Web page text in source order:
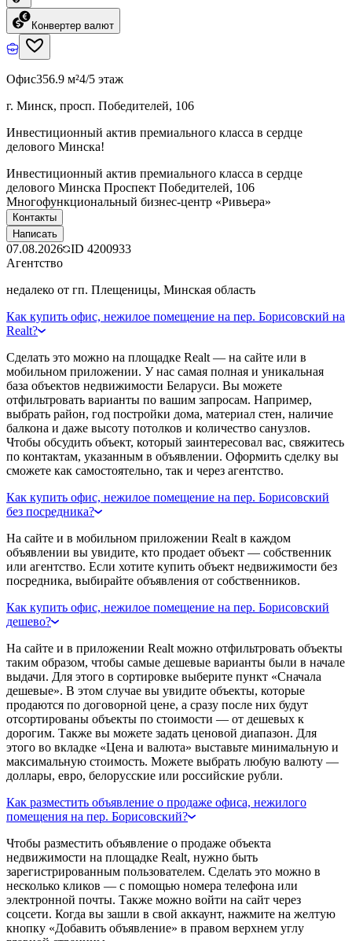
Конвертер валют
Офис356.9 м²4/5 этаж
г. Минск, просп. Победителей, 106
Инвестиционный актив премиального класса в сердце
делового Минска!
Инвестиционный актив премиального класса в сердце
делового Минска Проспект Победителей, 106
Многофункциональный бизнес-центр «Ривьера»
Контакты
Написать
07.08.2026 ID 4200933
Агентство
недалеко от гп. Плещеницы, Минская область
Как купить офис, нежилое помещение на пер. Борисовский на
Realt?
Сделать это можно на площадке Realt — на сайте или в
мобильном приложении. У нас самая полная и уникальная
база объектов недвижимости Беларуси. Вы можете
отфильтровать варианты по вашим запросам. Например,
выбрать район, год постройки дома, материал стен, наличие
балкона и даже высоту потолков и количество санузлов.
Чтобы обсудить объект, который заинтересовал вас, свяжитесь
по контактам, указанным в объявлении. Оформить сделку вы
сможете как самостоятельно, так и через агентство.
Как купить офис, нежилое помещение на пер. Борисовский
без посредника?
На сайте и в мобильном приложении Realt в каждом
объявлении вы увидите, кто продает объект — собственник
или агентство. Если хотите купить объект недвижимости без
посредника, выбирайте объявления от собственников.
Как купить офис, нежилое помещение на пер. Борисовский
дешево?
На сайте и в приложении Realt можно отфильтровать объекты
таким образом, чтобы самые дешевые варианты были в начале
выдачи. Для этого в сортировке выберите пункт «Сначала
дешевые». В этом случае вы увидите объекты, которые
продаются по договорной цене, а сразу после них будут
отсортированы объекты по стоимости — от дешевых к
дорогим. Также вы можете задать ценовой диапазон. Для
этого во вкладке «Цена и валюта» выставьте минимальную и
максимальную стоимость. Можете выбрать любую валюту —
доллары, евро, белорусские или российские рубли.
Как разместить объявление о продаже офиса, нежилого
помещения на пер. Борисовский?
Чтобы разместить объявление о продаже объекта
недвижимости на площадке Realt, нужно быть
зарегистрированным пользователем. Сделать это можно в
несколько кликов — с помощью номера телефона или
электронной почты. Также можно войти на сайт через
соцсети. Когда вы зашли в свой аккаунт, нажмите на желтую
кнопку «Добавить объявление» в правом верхнем углу